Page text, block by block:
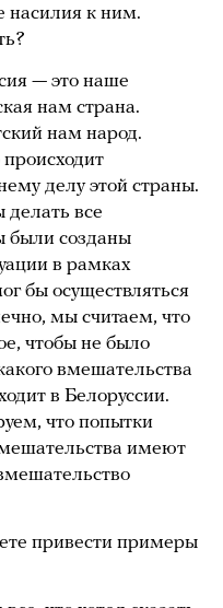
насилия к ним.
— это наше
нам страна.
нам народ.
делу этой страны.
все
были созданы
в рамках
бы осуществляться
мы считаем, что
чтобы не было
вмешательства
в Белоруссии.
что попытки
имеют
привести примеры